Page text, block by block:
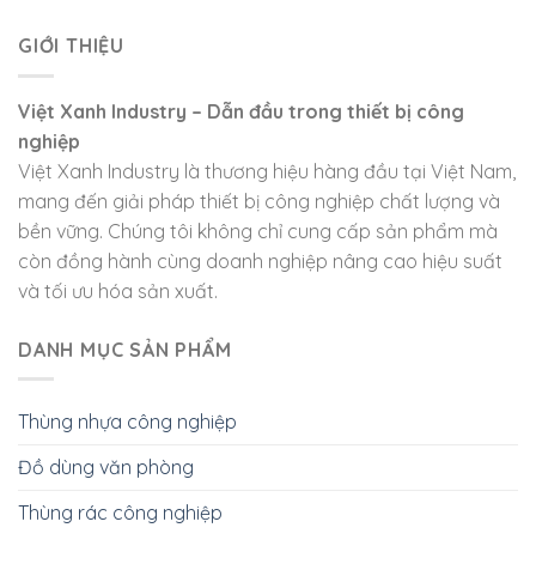
GIỚI THIỆU
Việt Xanh Industry – Dẫn đầu trong thiết bị công
nghiệp
Việt Xanh Industry là thương hiệu hàng đầu tại Việt Nam,
mang đến giải pháp thiết bị công nghiệp chất lượng và
bền vững. Chúng tôi không chỉ cung cấp sản phẩm mà
còn đồng hành cùng doanh nghiệp nâng cao hiệu suất
và tối ưu hóa sản xuất.
DANH MỤC SẢN PHẨM
Thùng nhựa công nghiệp
Đồ dùng văn phòng
Thùng rác công nghiệp